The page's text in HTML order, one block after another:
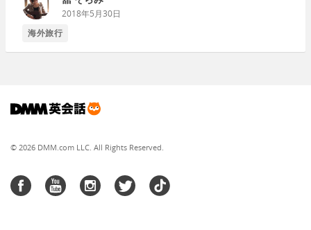
2018年5月30日
海外旅行
© 2026 DMM.com LLC. All Rights Reserved.